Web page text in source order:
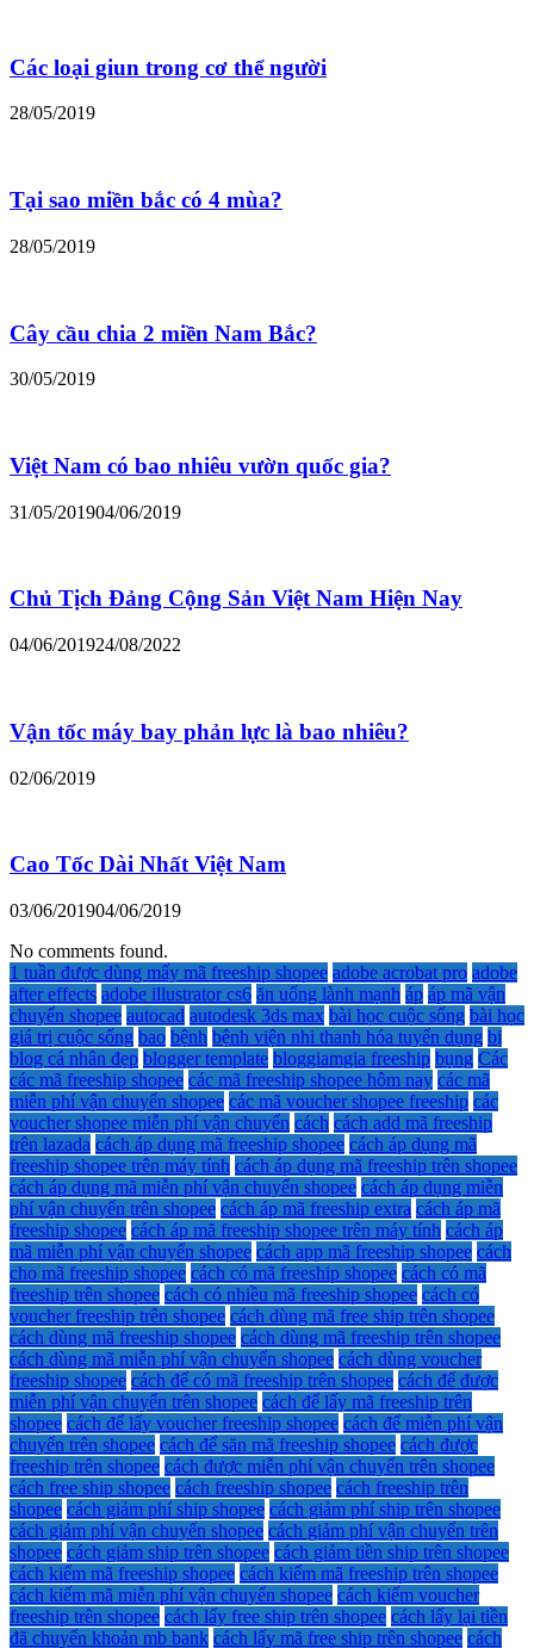
Các loại giun trong cơ thể người
28/05/2019
Tại sao miền bắc có 4 mùa?
28/05/2019
Cây cầu chia 2 miền Nam Bắc?
30/05/2019
Việt Nam có bao nhiêu vườn quốc gia?
31/05/201904/06/2019
Chủ Tịch Đảng Cộng Sản Việt Nam Hiện Nay
04/06/201924/08/2022
Vận tốc máy bay phản lực là bao nhiêu?
02/06/2019
Cao Tốc Dài Nhất Việt Nam
03/06/201904/06/2019
No comments found.
1 tuần được dùng mấy mã freeship shopee adobe acrobat pro adobe
after effects adobe illustrator cs6 ăn uống lành mạnh áp áp mã vận
chuyển shopee autocad autodesk 3ds max bài học cuộc sống bài học
giá trị cuộc sống bao bệnh bệnh viện nhi thanh hóa tuyển dụng bị
blog cá nhân đẹp blogger template bloggiamgia freeship bụng Các
các mã freeship shopee các mã freeship shopee hôm nay các mã
miễn phí vận chuyển shopee các mã voucher shopee freeship các
voucher shopee miễn phí vận chuyển cách cách add mã freeship
trên lazada cách áp dụng mã freeship shopee cách áp dụng mã
freeship shopee trên máy tính cách áp dụng mã freeship trên shopee
cách áp dụng mã miễn phí vận chuyển shopee cách áp dụng miễn
phí vận chuyển trên shopee cách áp mã freeship extra cách áp mã
freeship shopee cách áp mã freeship shopee trên máy tính cách áp
mã miễn phí vận chuyển shopee cách app mã freeship shopee cách
cho mã freeship shopee cách có mã freeship shopee cách có mã
freeship trên shopee cách có nhiều mã freeship shopee cách có
voucher freeship trên shopee cách dùng mã free ship trên shopee
cách dùng mã freeship shopee cách dùng mã freeship trên shopee
cách dùng mã miễn phí vận chuyển shopee cách dùng voucher
freeship shopee cách để có mã freeship trên shopee cách để được
miễn phí vận chuyển trên shopee cách để lấy mã freeship trên
shopee cách để lấy voucher freeship shopee cách để miễn phí vận
chuyển trên shopee cách để săn mã freeship shopee cách được
freeship trên shopee cách được miễn phí vận chuyển trên shopee
cách free ship shopee cách freeship shopee cách freeship trên
shopee cách giảm phí ship shopee cách giảm phí ship trên shopee
cách giảm phí vận chuyển shopee cách giảm phí vận chuyển trên
shopee cách giảm ship trên shopee cách giảm tiền ship trên shopee
cách kiếm mã freeship shopee cách kiếm mã freeship trên shopee
cách kiếm mã miễn phí vận chuyển shopee cách kiếm voucher
freeship trên shopee cách lấy free ship trên shopee cách lấy lại tiền
đã chuyển khoản mb bank cách lấy mã free ship trên shopee cách